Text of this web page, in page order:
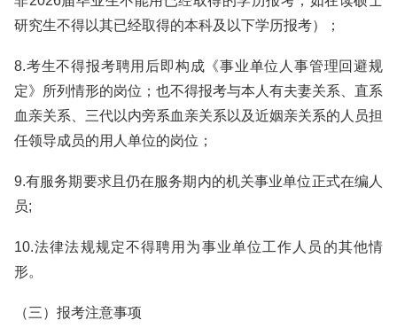
研究生不得以其已经取得的本科及以下学历报考）；
8.考生不得报考聘用后即构成《事业单位人事管理回避规
定》所列情形的岗位；也不得报考与本人有夫妻关系、直系
血亲关系、三代以内旁系血亲关系以及近姻亲关系的人员担
任领导成员的用人单位的岗位；
9.有服务期要求且仍在服务期内的机关事业单位正式在编人
员;
10.法律法规规定不得聘用为事业单位工作人员的其他情
形。
（三）报考注意事项